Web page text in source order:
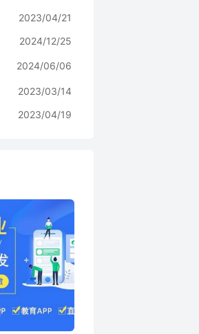
2023/04/21
2024/12/25
2024/06/06
2023/03/14
2023/04/19